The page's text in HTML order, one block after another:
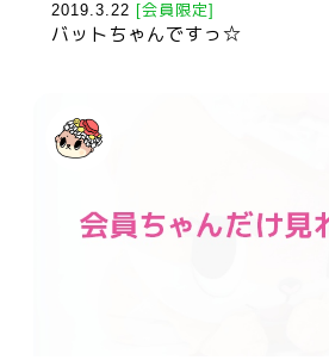
2019.3.22 [会員限定]
バットちゃんですっ☆